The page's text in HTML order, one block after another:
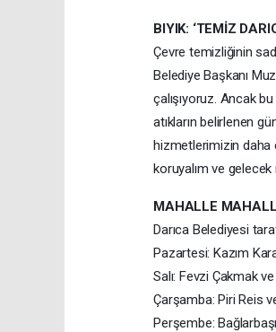
BIYIK: ‘TEMİZ
Çevre temizliğinin
Belediye Başkanı
çalışıyoruz. Ancak
atıkların belirlenen
hizmetlerimizin daha
koruyalım ve gelecek
MAHALLE
Darıca Belediyesi
Pazartesi: Kazım
Salı: Fevzi Çakmak
Çarşamba: Piri Reis
Perşembe: